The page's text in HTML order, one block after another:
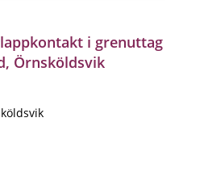
i grenuttag
Örnsköldsvik